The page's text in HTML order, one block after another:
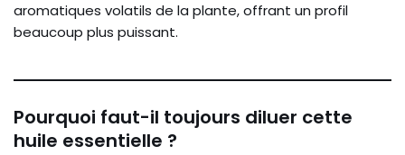
aromatiques volatils de la plante, offrant un profil
beaucoup plus puissant.
Pourquoi faut-il toujours diluer cette
huile essentielle ?